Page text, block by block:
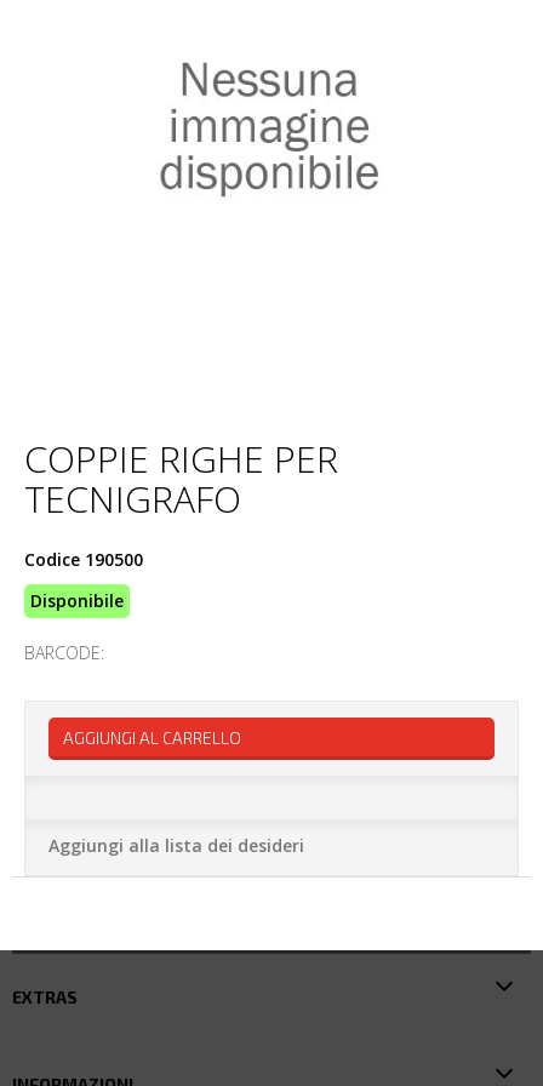
COPPIE RIGHE PER
TECNIGRAFO
Codice 190500
Disponibile
BARCODE:
AGGIUNGI AL CARRELLO
Aggiungi alla lista dei desideri
EXTRAS